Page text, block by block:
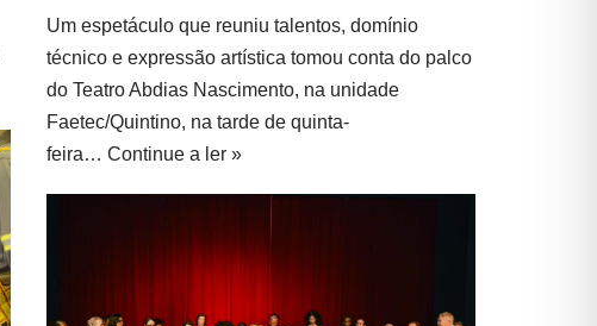
Um espetáculo que reuniu talentos, domínio
técnico e expressão artística tomou conta do palco
do Teatro Abdias Nascimento, na unidade
Faetec/Quintino, na tarde de quinta-
feira… Continue a ler »